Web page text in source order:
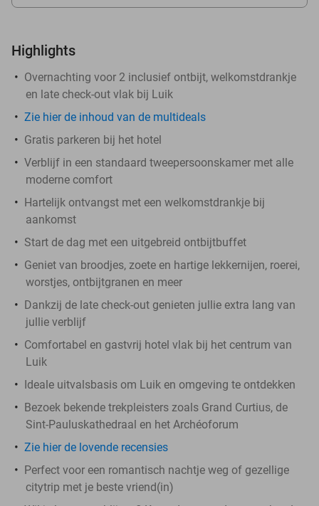
Highlights
Overnachting voor 2 inclusief ontbijt, welkomstdrankje
en late check-out vlak bij Luik
Zie hier de inhoud van de multideals
Gratis parkeren bij het hotel
Verblijf in een standaard tweepersoonskamer met alle
moderne comfort
Hartelijk ontvangst met een welkomstdrankje bij
aankomst
Start de dag met een uitgebreid ontbijtbuffet
Geniet van broodjes, zoete en hartige lekkernijen, roerei,
worstjes, ontbijtgranen en meer
Dankzij de late check-out genieten jullie extra lang van
jullie verblijf
Comfortabel en gastvrij hotel vlak bij het centrum van
Luik
Ideale uitvalsbasis om Luik en omgeving te ontdekken
Bezoek bekende trekpleisters zoals Grand Curtius, de
Sint-Pauluskathedraal en het Archéoforum
Zie hier de lovende recensies
Perfect voor een romantisch nachtje weg of gezellige
citytrip met je beste vriend(in)